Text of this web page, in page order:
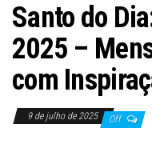
Santo do
2025 –
com
9 de julho de 2025 Off